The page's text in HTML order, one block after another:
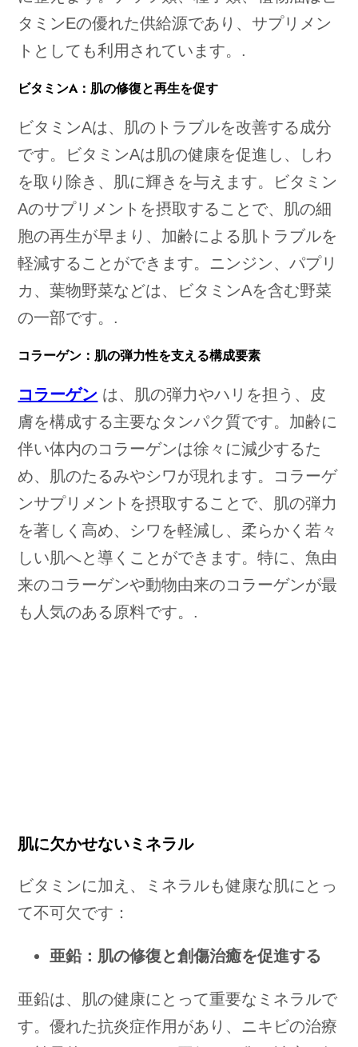
タミンEの優れた供給源であり、サプリメン
トとしても利用されています。.
ビタミンA：肌の修復と再生を促す
ビタミンAは、肌のトラブルを改善する成分
です。ビタミンAは肌の健康を促進し、しわ
を取り除き、肌に輝きを与えます。ビタミン
Aのサプリメントを摂取することで、肌の細
胞の再生が早まり、加齢による肌トラブルを
軽減することができます。ニンジン、パプリ
カ、葉物野菜などは、ビタミンAを含む野菜
の一部です。.
コラーゲン：肌の弾力性を支える構成要素
コラーゲン は、肌の弾力やハリを担う、皮
膚を構成する主要なタンパク質です。加齢に
伴い体内のコラーゲンは徐々に減少するた
め、肌のたるみやシワが現れます。コラーゲ
ンサプリメントを摂取することで、肌の弾力
を著しく高め、シワを軽減し、柔らかく若々
しい肌へと導くことができます。特に、魚由
来のコラーゲンや動物由来のコラーゲンが最
も人気のある原料です。.
肌に欠かせないミネラル
ビタミンに加え、ミネラルも健康な肌にとっ
て不可欠です：
亜鉛：肌の修復と創傷治癒を促進する
亜鉛は、肌の健康にとって重要なミネラルで
す。優れた抗炎症作用があり、ニキビの治療